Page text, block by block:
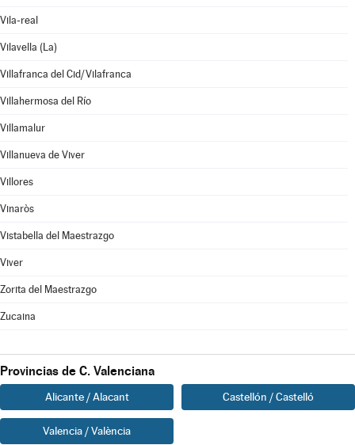
Vila-real
Vilavella (La)
Villafranca del Cid/Vilafranca
Villahermosa del Río
Villamalur
Villanueva de Viver
Villores
Vinaròs
Vistabella del Maestrazgo
Viver
Zorita del Maestrazgo
Zucaina
Provincias de C. Valenciana
Alicante / Alacant Castellón / Castelló
Valencia / València